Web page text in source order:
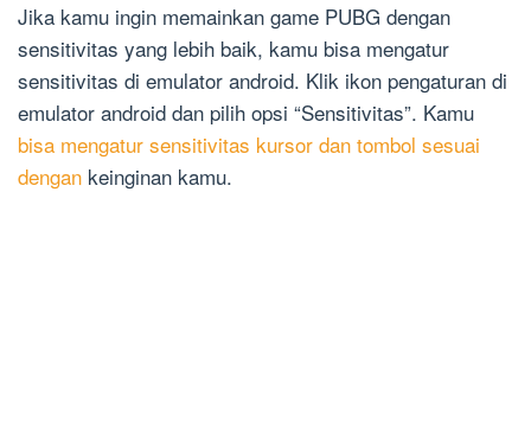
Jika kamu ingin memainkan game PUBG dengan
sensitivitas yang lebih baik, kamu bisa mengatur
sensitivitas di emulator android. Klik ikon pengaturan di
emulator android dan pilih opsi “Sensitivitas”. Kamu
bisa mengatur sensitivitas kursor dan tombol sesuai
dengan keinginan kamu.